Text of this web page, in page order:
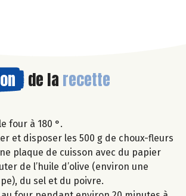
de la recette
four à 180 °.
et disposer les 500 g de choux-fleurs
plaque de cuisson avec du papier
de l’huile d’olive (environ une
du sel et du poivre.